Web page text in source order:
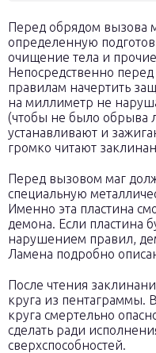
Перед обрядом вызова
определенную
очищение тела и
Непосредственно
правилам начертить
на миллиметр не
(чтобы не было обрыва
устанавливают и
громко читают
Перед вызовом маг
специальную
Именно эта пластина
демона. Если пластина
нарушением правил,
Ламена подробно
После чтения
круга из пентаграммы.
круга смертельно
сделать ради
сверхспособностей.